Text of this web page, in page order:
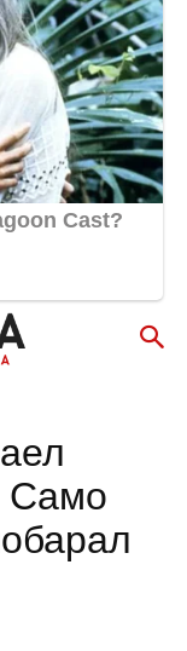
Само